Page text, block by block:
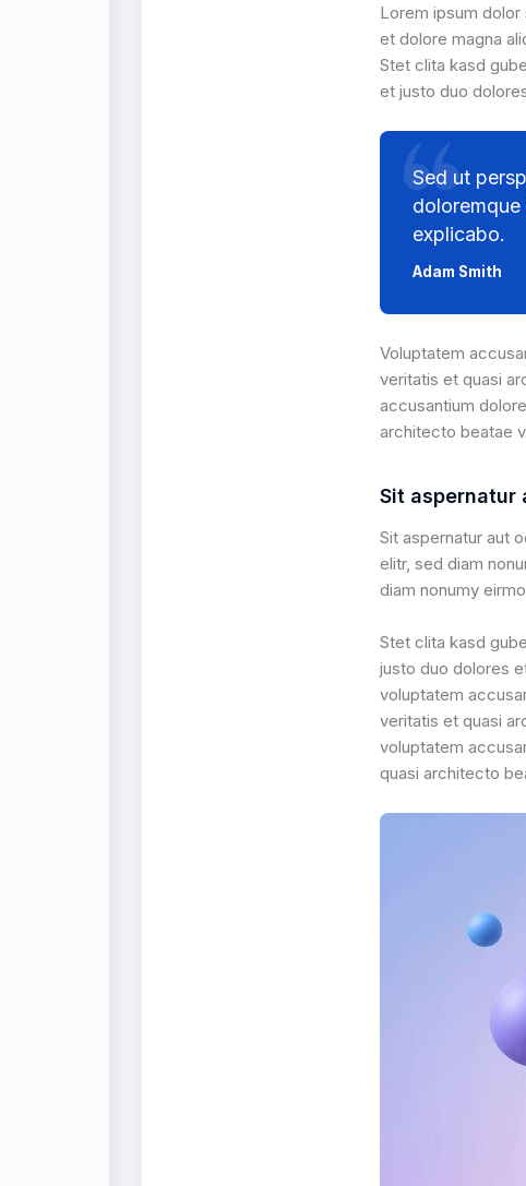
Lorem ipsum
et dolore magna
Stet clita kasd
et justo duo
Sed ut
explicabo.
Adam Smith
Voluptatem
veritatis et quasi
accusantium
architecto beatae
Sit
Sit aspernatur aut
elitr, sed diam
diam nonumy
Stet clita kasd
justo duo dolores
voluptatem
veritatis et quasi
voluptatem
quasi architecto